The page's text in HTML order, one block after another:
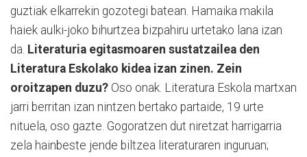
guztiak elkarrekin gozotegi batean. Hamaika makila
haiek aulki-joko bihurtzea bizpahiru urtetako lana izan
da. Literaturia egitasmoaren sustatzailea den
Literatura Eskolako kidea izan zinen. Zein
oroitzapen duzu? Oso onak. Literatura Eskola martxan
jarri berritan izan nintzen bertako partaide, 19 urte
nituela, oso gazte. Gogoratzen dut niretzat harrigarria
zela hainbeste jende biltzea literaturaren inguruan;